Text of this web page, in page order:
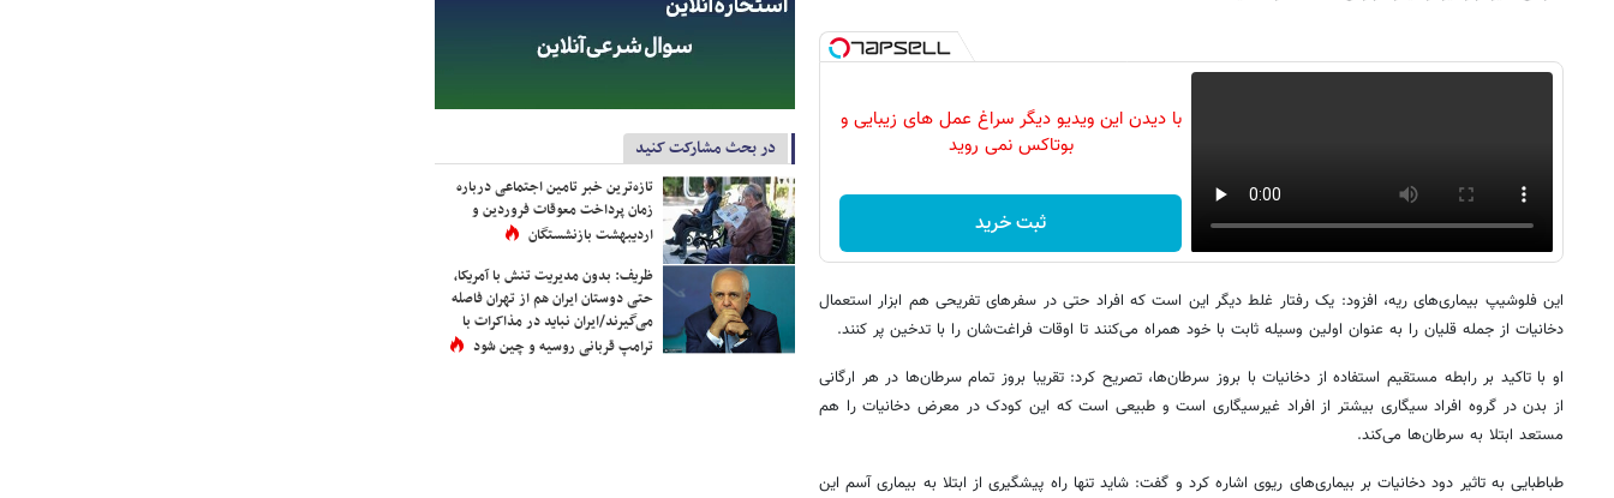
با دیدن این ویدیو دیگر سراغ عمل های زیبایی و
بوتاکس نمی روید
ثبت خرید
این فلوشیپ بیماری‌های ریه، افزود: یک رفتار غلط دیگر این است که افراد حتی در سفرهای تفریحی هم ابزار استعمال
دخانیات از جمله قلیان را به عنوان اولین وسیله ثابت با خود همراه می‌کنند تا اوقات فراغت‌شان را با تدخین پر کنند.
او با تاکید بر رابطه مستقیم استفاده از دخانیات با بروز سرطان‌ها، تصریح کرد: تقریبا بروز تمام سرطان‌ها در هر ارگانی
از بدن در گروه افراد سیگاری بیشتر از افراد غیرسیگاری است و طبیعی است که این کودک در معرض دخانیات را هم
مستعد ابتلا به سرطان‌ها می‌کند.
طباطبایی به تاثیر دود دخانیات بر بیماری‌های ریوی اشاره کرد و گفت: شاید تنها راه پیشگیری از ابتلا به بیماری آسم این
در بحث مشارکت کنید
تازه‌ترین خبر تامین اجتماعی درباره
زمان پرداخت معوقات فروردین و
اردیبهشت بازنشستگان
ظریف: بدون مدیریت تنش با آمریکا،
حتی دوستان ایران هم از تهران فاصله
می‌گیرند/ایران نباید در مذاکرات با
ترامپ قربانی روسیه و چین شود